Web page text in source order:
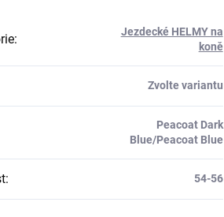
:
Jezdecké HELMY na
koně
Zvolte variantu
Peacoat Dark
Blue/Peacoat Blue
: 54-56